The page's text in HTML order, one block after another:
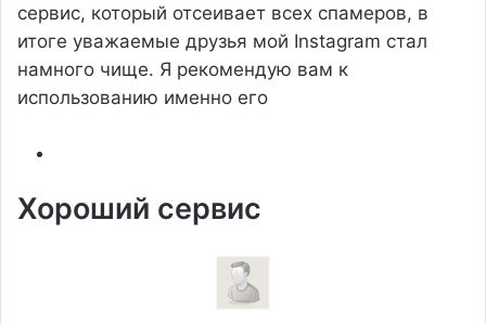
сервис, который отсеивает всех спамеров, в
итоге уважаемые друзья мой Instagram стал
намного чище. Я рекомендую вам к
использованию именно его
Хороший сервис